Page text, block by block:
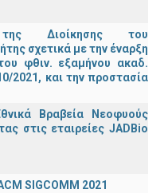
της Διοίκησης του
σχετικά με την έναρξη
φθιν. εξαμήνου ακαδ.
2021, και την προστασία
Βραβεία Νεοφυούς
στις εταιρείες JADBio
SIGCOMM 2021